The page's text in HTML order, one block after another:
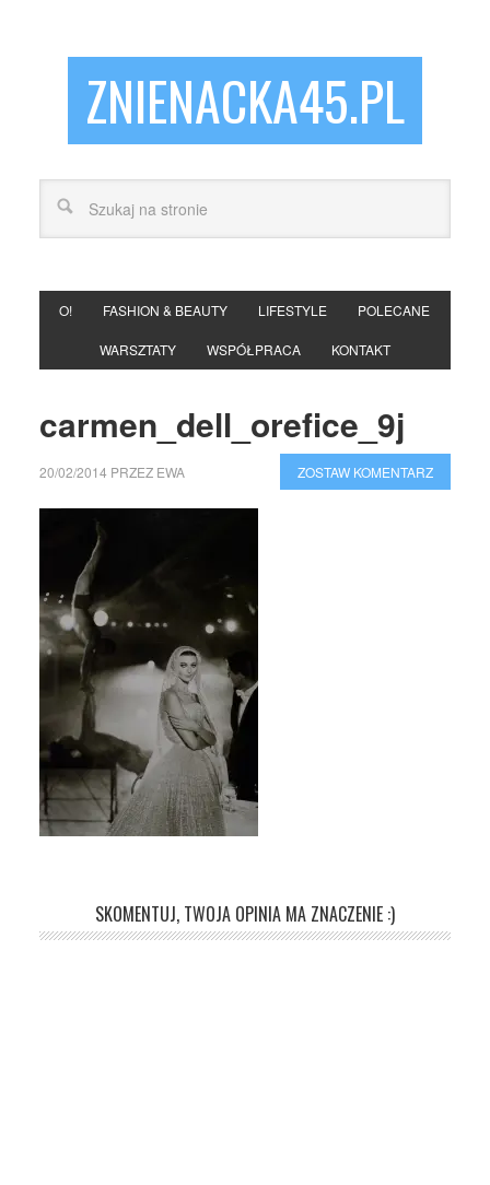
ZNIENACKA45.PL
O! FASHION & BEAUTY LIFESTYLE POLECANE
WARSZTATY WSPÓŁPRACA KONTAKT
carmen_dell_orefice_9j
20/02/2014 PRZEZ EWA ZOSTAW KOMENTARZ
SKOMENTUJ, TWOJA OPINIA MA ZNACZENIE :)